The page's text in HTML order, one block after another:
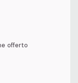
offerto